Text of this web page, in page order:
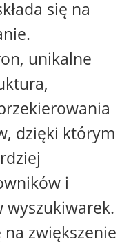
się na
unikalne
dzięki którym
i
wyszukiwarek.
na zwiększenie